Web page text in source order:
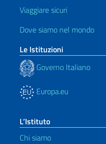
Viaggiare sicuri
Dove siamo nel mondo
Le Istituzioni
Governo Italiano
Europa.eu
L’Istituto
Chi siamo